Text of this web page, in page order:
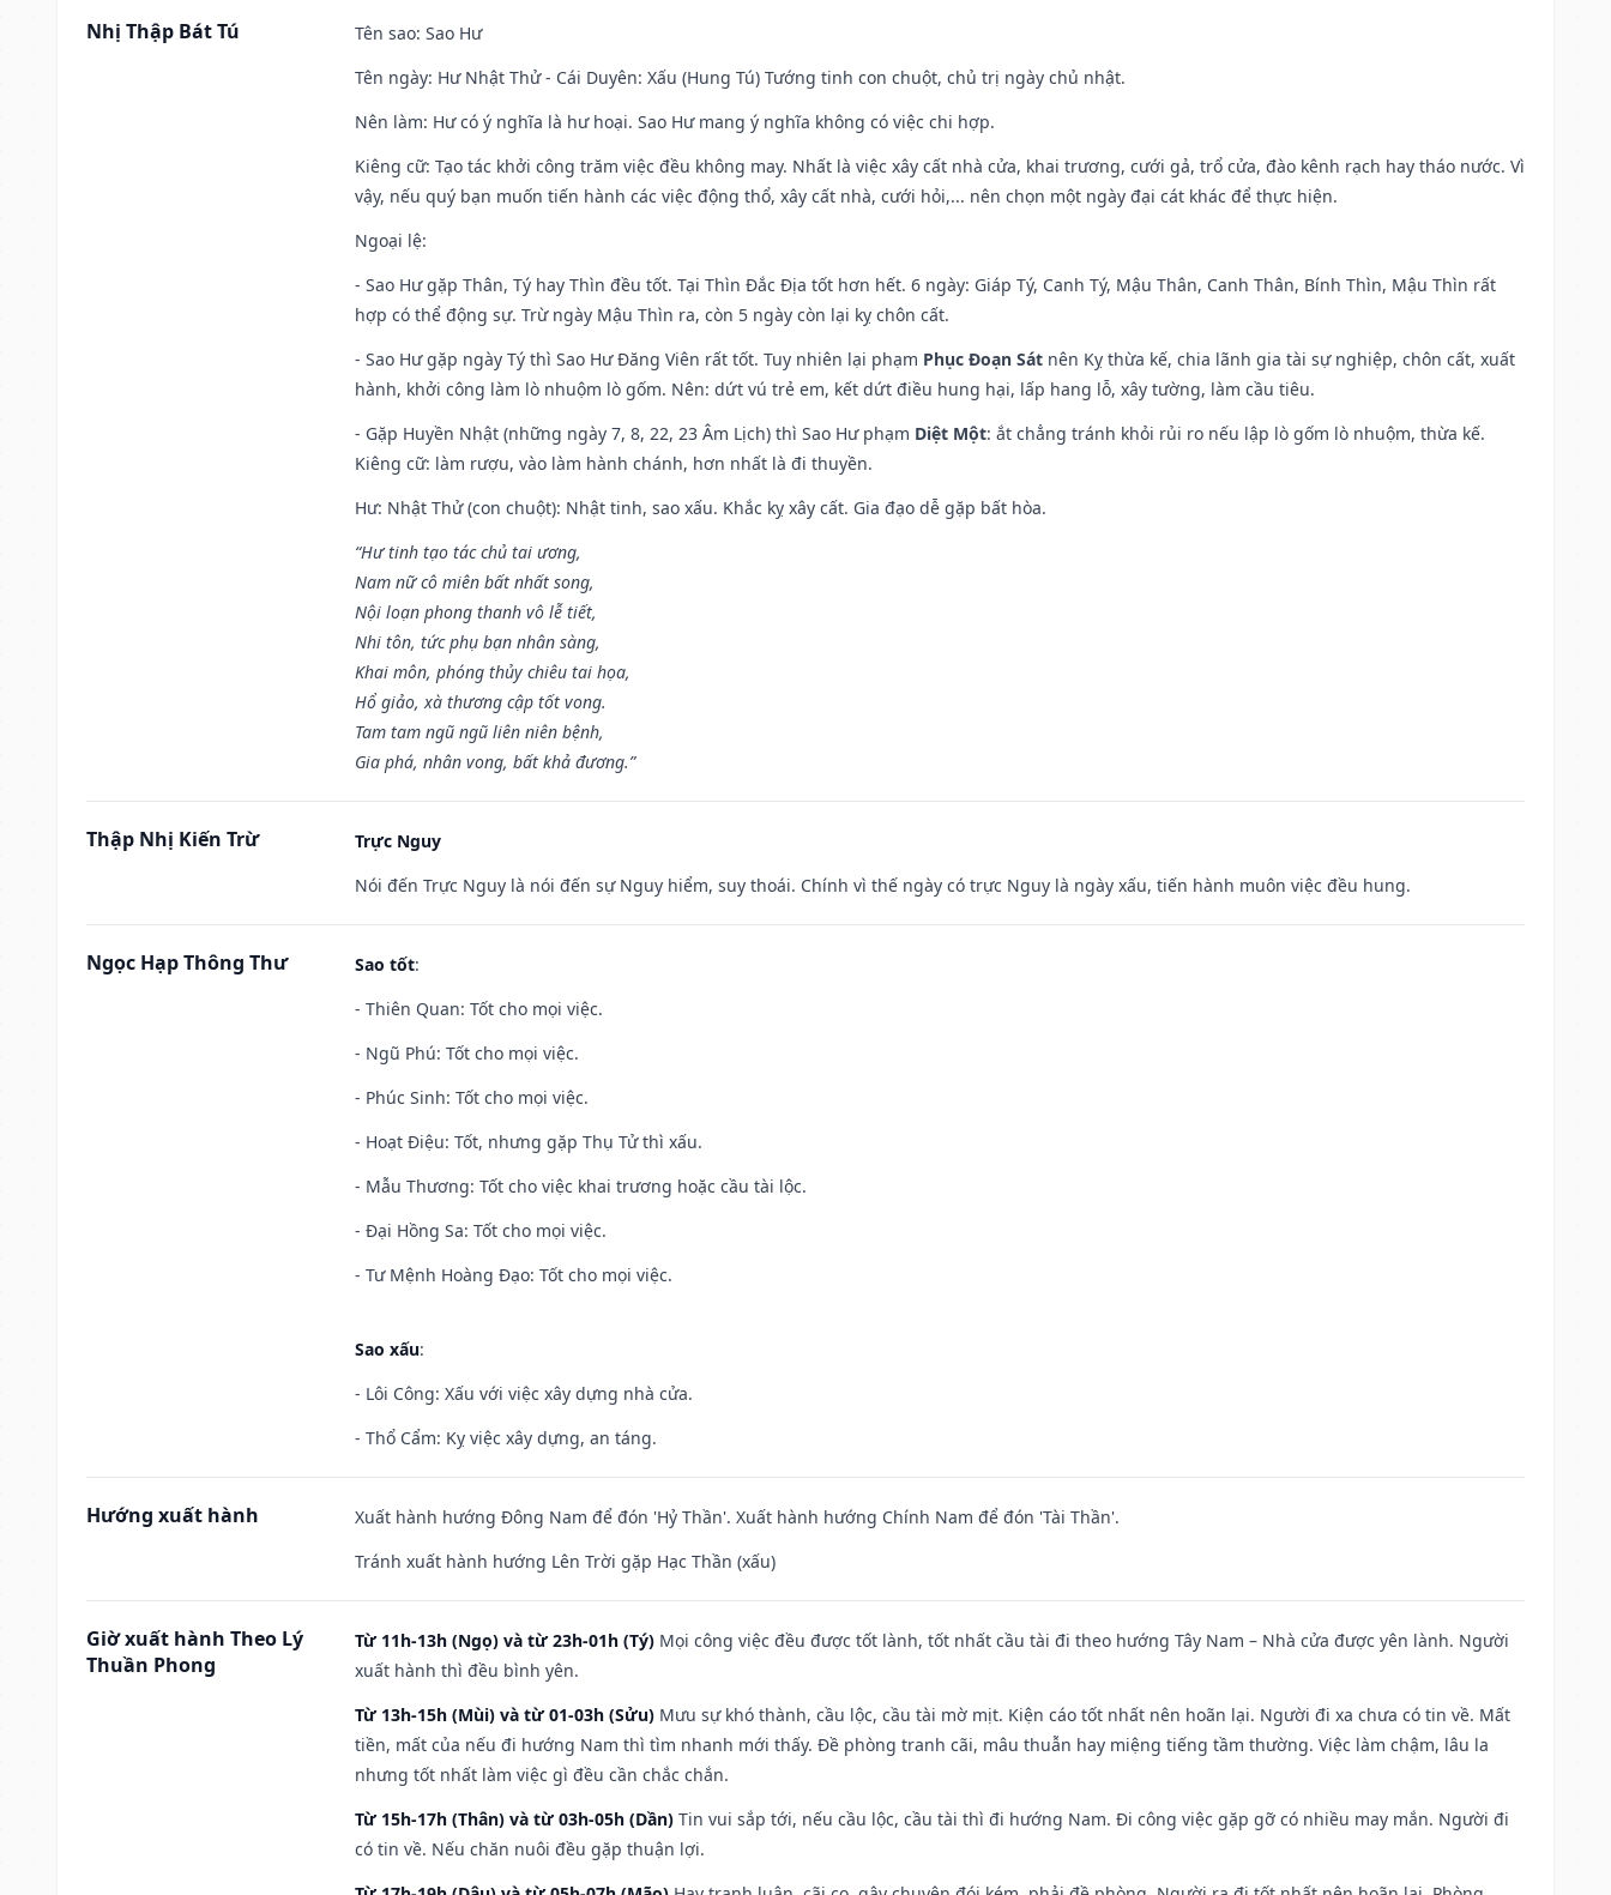
Nhị Thập Bát Tú Tên sao: Sao Hư
Tên ngày: Hư Nhật Thử - Cái Duyên: Xấu (Hung Tú) Tướng tinh con chuột, chủ trị ngày chủ nhật.
Nên làm: Hư có ý nghĩa là hư hoại. Sao Hư mang ý nghĩa không có việc chi hợp.
Kiêng cữ: Tạo tác khởi công trăm việc đều không may. Nhất là việc xây cất nhà cửa, khai trương, cưới gả, trổ cửa, đào kênh rạch hay tháo nước. Vì
vậy, nếu quý bạn muốn tiến hành các việc động thổ, xây cất nhà, cưới hỏi,... nên chọn một ngày đại cát khác để thực hiện.
Ngoại lệ:
- Sao Hư gặp Thân, Tý hay Thìn đều tốt. Tại Thìn Đắc Địa tốt hơn hết. 6 ngày: Giáp Tý, Canh Tý, Mậu Thân, Canh Thân, Bính Thìn, Mậu Thìn rất
hợp có thể động sự. Trừ ngày Mậu Thìn ra, còn 5 ngày còn lại kỵ chôn cất.
- Sao Hư gặp ngày Tý thì Sao Hư Đăng Viên rất tốt. Tuy nhiên lại phạm Phục Đoạn Sát nên Kỵ thừa kế, chia lãnh gia tài sự nghiệp, chôn cất, xuất
hành, khởi công làm lò nhuộm lò gốm. Nên: dứt vú trẻ em, kết dứt điều hung hại, lấp hang lỗ, xây tường, làm cầu tiêu.
- Gặp Huyền Nhật (những ngày 7, 8, 22, 23 Âm Lịch) thì Sao Hư phạm Diệt Một: ắt chẳng tránh khỏi rủi ro nếu lập lò gốm lò nhuộm, thừa kế.
Kiêng cữ: làm rượu, vào làm hành chánh, hơn nhất là đi thuyền.
Hư: Nhật Thử (con chuột): Nhật tinh, sao xấu. Khắc kỵ xây cất. Gia đạo dễ gặp bất hòa.
“Hư tinh tạo tác chủ tai ương,
Nam nữ cô miên bất nhất song,
Nội loạn phong thanh vô lễ tiết,
Nhi tôn, tức phụ bạn nhân sàng,
Khai môn, phóng thủy chiêu tai họa,
Hổ giảo, xà thương cập tốt vong.
Tam tam ngũ ngũ liên niên bệnh,
Gia phá, nhân vong, bất khả đương.”
Thập Nhị Kiến Trừ
Trực Nguy
Nói đến Trực Nguy là nói đến sự Nguy hiểm, suy thoái. Chính vì thế ngày có trực Nguy là ngày xấu, tiến hành muôn việc đều hung.
Ngọc Hạp Thông Thư Sao tốt:
- Thiên Quan: Tốt cho mọi việc.
- Ngũ Phú: Tốt cho mọi việc.
- Phúc Sinh: Tốt cho mọi việc.
- Hoạt Điệu: Tốt, nhưng gặp Thụ Tử thì xấu.
- Mẫu Thương: Tốt cho việc khai trương hoặc cầu tài lộc.
- Đại Hồng Sa: Tốt cho mọi việc.
- Tư Mệnh Hoàng Đạo: Tốt cho mọi việc.
Sao xấu:
- Lôi Công: Xấu với việc xây dựng nhà cửa.
- Thổ Cẩm: Kỵ việc xây dựng, an táng.
Hướng xuất hành
Xuất hành hướng Đông Nam để đón 'Hỷ Thần'. Xuất hành hướng Chính Nam để đón 'Tài Thần'.
Tránh xuất hành hướng Lên Trời gặp Hạc Thần (xấu)
Giờ xuất hành Theo Lý
Thuần Phong
Từ 11h-13h (Ngọ) và từ 23h-01h (Tý) Mọi công việc đều được tốt lành, tốt nhất cầu tài đi theo hướng Tây Nam – Nhà cửa được yên lành. Người
xuất hành thì đều bình yên.
Từ 13h-15h (Mùi) và từ 01-03h (Sửu) Mưu sự khó thành, cầu lộc, cầu tài mờ mịt. Kiện cáo tốt nhất nên hoãn lại. Người đi xa chưa có tin về. Mất
tiền, mất của nếu đi hướng Nam thì tìm nhanh mới thấy. Đề phòng tranh cãi, mâu thuẫn hay miệng tiếng tầm thường. Việc làm chậm, lâu la
nhưng tốt nhất làm việc gì đều cần chắc chắn.
Từ 15h-17h (Thân) và từ 03h-05h (Dần) Tin vui sắp tới, nếu cầu lộc, cầu tài thì đi hướng Nam. Đi công việc gặp gỡ có nhiều may mắn. Người đi
có tin về. Nếu chăn nuôi đều gặp thuận lợi.